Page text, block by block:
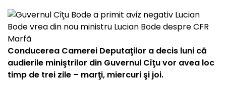
Conducerea Camerei Deputaţilor a decis luni că
audierile miniştrilor din Guvernul Cîţu vor avea loc
timp de trei zile – marţi, miercuri şi joi.